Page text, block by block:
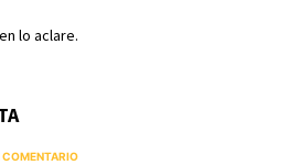
lo aclare.
COMENTARIO